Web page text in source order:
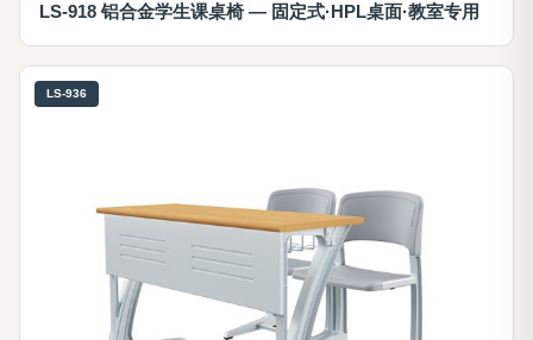
LS-918 铝合金学生课桌椅 — 固定式·HPL桌面·教室专用
LS-936